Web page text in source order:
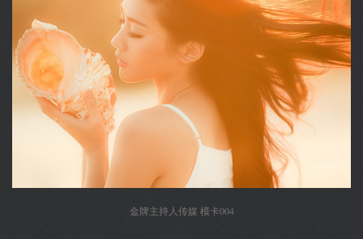
金牌主持人传媒 模卡004